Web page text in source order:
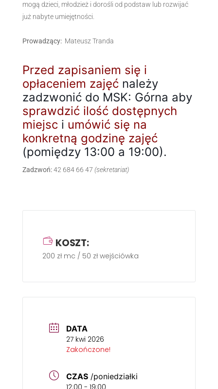
mogą dzieci, młodzież i dorośli od podstaw lub rozwijać
już nabyte umiejętności.
Prowadzący: Mateusz Tranda
Przed zapisaniem się i
opłaceniem zajęć należy
zadzwonić do MSK: Górna aby
sprawdzić ilość dostępnych
miejsc i umówić się na
konkretną godzinę zajęć
(pomiędzy 13:00 a 19:00).
Zadzwoń:42 684 66 47 (sekretariat)
KOSZT:
200 zł mc / 50 zł wejściówka
DATA
27 kwi 2026
Zakończone!
CZAS /poniedziałki
12:00 - 19:00